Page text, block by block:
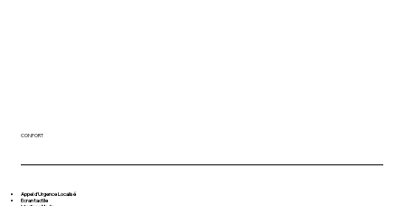
Appel d'Urgence Localisé
Ecran tactile
CONFORT